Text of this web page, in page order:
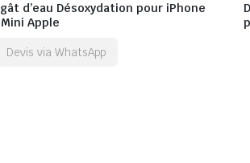
d’eau Désoxydation pour iPhone
Mini Apple
Devis via WhatsApp